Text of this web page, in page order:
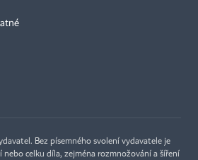
Bez písemného svolení vydavatele je
celku díla, zejména rozmnožování a šíření